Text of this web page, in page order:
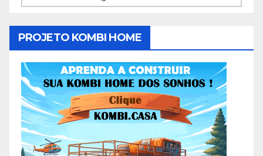
PROJETO KOMBI HOME